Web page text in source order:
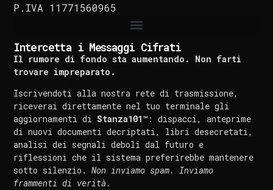
P.IVA 11771560965
Intercetta i Messaggi Cifrati
Il rumore di fondo sta aumentando. Non farti
trovare impreparato.
Iscrivendoti alla nostra rete di trasmissione,
riceverai direttamente nel tuo terminale gli
aggiornamenti diStanza101™ : dispacci, anteprime
di nuovi documenti decriptati, libri desecretati,
analisi dei segnali deboli dal futuro e
riflessioni che il sistema preferirebbe mantenere
sotto silenzio.Non inviamo spam. Inviamo
frammenti di verità.